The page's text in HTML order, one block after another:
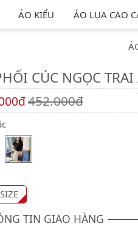
ÁO KIỂU ÁO LỤA CAO
CÚC NGỌC
452.000đ
TIN GIAO HÀNG